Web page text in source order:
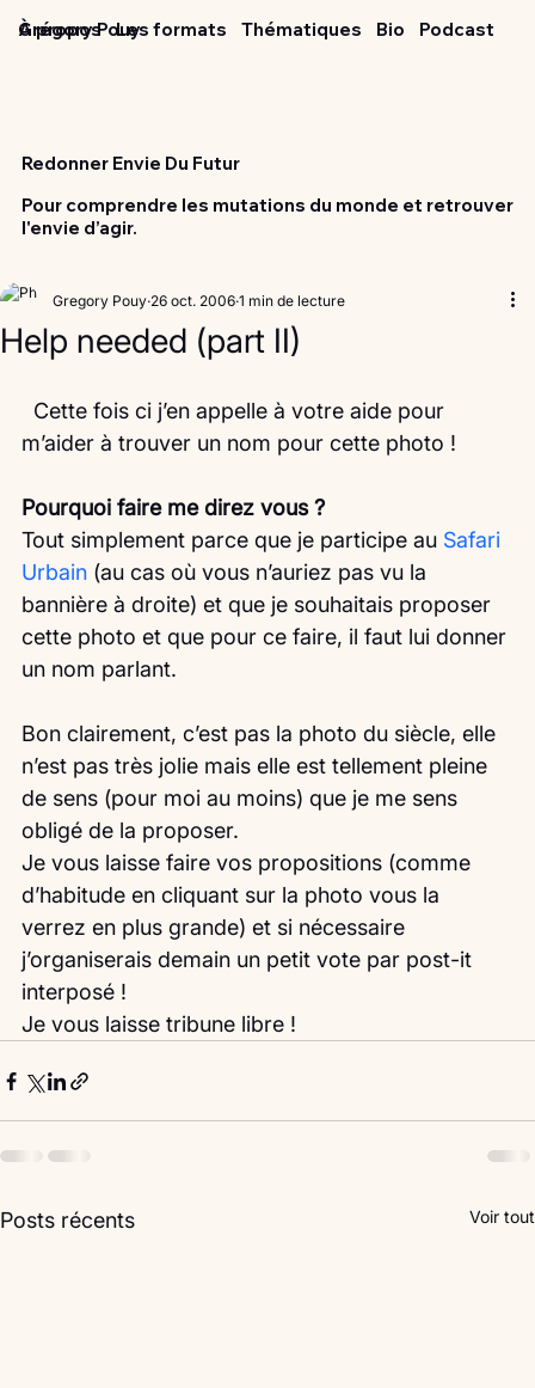
Grégory Pouy
À propos Les formats Thématiques Podcast
Bio
Redonner Envie Du Futur
Pour comprendre les mutations du monde et retrouver
l'envie d’agir.
Help needed (part II)
Gregory Pouy 26 oct. 2006 1 min de lecture
m’aider à trouver un nom pour cette photo !
Pourquoi faire me direz vous ?
Tout simplement parce que je participe au Safari
Urbain (au cas où vous n’auriez pas vu la
bannière à droite) et que je souhaitais proposer
cette photo et que pour ce faire, il faut lui donner
un nom parlant.
Bon clairement, c’est pas la photo du siècle, elle
n’est pas très jolie mais elle est tellement pleine
de sens (pour moi au moins) que je me sens
obligé de la proposer.
Je vous laisse faire vos propositions (comme
d’habitude en cliquant sur la photo vous la
verrez en plus grande) et si nécessaire
j’organiserais demain un petit vote par post-it
interposé !
Je vous laisse tribune libre !
Posts récents Voir tout